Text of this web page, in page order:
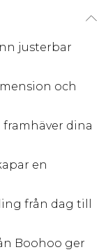
justerbar
och
dina
en
från dag till
Boohoo ger